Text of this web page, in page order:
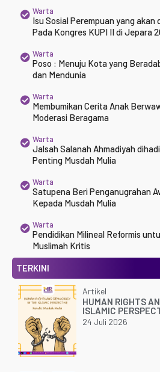
Warta
Isu Sosial Perempuan yang akan
Pada Kongres KUPI II di Jepara
Warta
Poso : Menuju Kota yang
dan Mendunia
Warta
Membumikan Cerita Anak
Moderasi Beragama
Warta
Jalsah Salanah Ahmadiyah
Penting Musdah Mulia
Warta
Satupena Beri Penganugrahan
Kepada Musdah Mulia
Warta
Pendidikan Milineal Reformis
Muslimah Kritis
TERKINI
Artikel
HUMAN RIGHTS
ISLAMIC
24 Juli 2026